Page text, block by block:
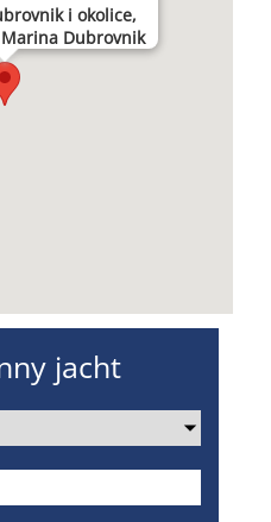
i okolice,
Dubrovnik